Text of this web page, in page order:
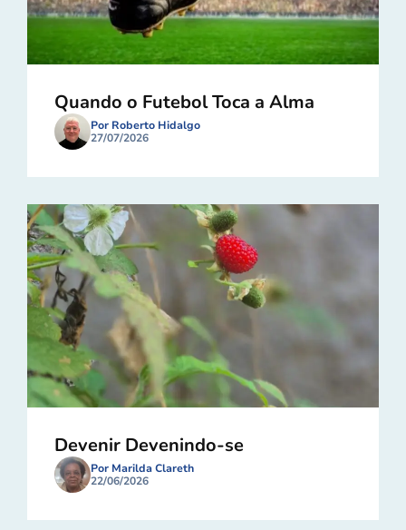
Quando o Futebol Toca a Alma
Por Roberto Hidalgo
27/07/2026
Devenir Devenindo-se
Por Marilda Clareth
22/06/2026